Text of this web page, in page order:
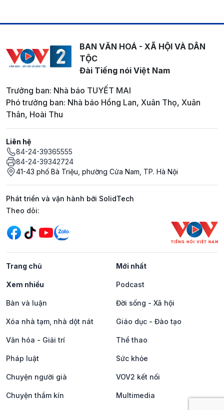
BAN VĂN HOÁ - XÃ HỘI VÀ DÂN
TỘC
Đài Tiếng nói Việt Nam
Trưởng ban: Nhà báo TUYẾT MAI
Phó trưởng ban: Nhà báo Hồng Lan, Xuân Thọ, Xuân
Thân, Hoài Thu
Liên hệ
84-24-39365555
84-24-39342724
41-43 phố Bà Triệu, phường Cửa Nam, TP. Hà Nội
Phát triển và vận hành bởi SolidTech
Mạng xã hội
Theo dõi:
Trang chủ Mới nhất
Xem nhiều Podcast
Bàn và luận Đời sống - Xã hội
Xóa nhà tạm, nhà dột nát Giáo dục - Đào tạo
Văn hóa - Giải trí Thể thao
Pháp luật Sức khỏe
Chuyện người già VOV2 kết nối
Chuyện thầm kín Multimedia